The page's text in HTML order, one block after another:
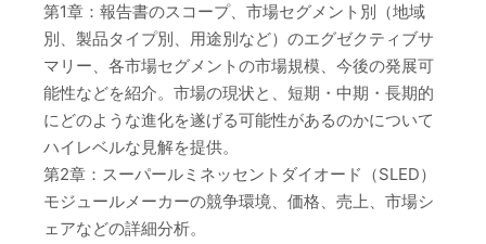
第1章：報告書のスコープ、市場セグメント別（地域
別、製品タイプ別、用途別など）のエグゼクティブサ
マリー、各市場セグメントの市場規模、今後の発展可
能性などを紹介。市場の現状と、短期・中期・長期的
にどのような進化を遂げる可能性があるのかについて
ハイレベルな見解を提供。
第2章：スーパールミネッセントダイオード（SLED）
モジュールメーカーの競争環境、価格、売上、市場シ
ェアなどの詳細分析。